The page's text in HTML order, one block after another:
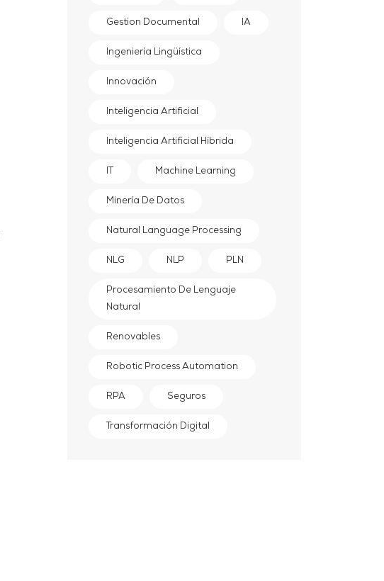
Gestion Documental IA
Ingeniería Lingüística
Innovación
Inteligencia Artificial
Inteligencia Artificial Híbrida
Machine Learning
Minería De Datos
Natural Language Processing
NLG NLP PLN
Procesamiento De Lenguaje
Natural
Renovables
Robotic Process Automation
RPA Seguros
Transformación Digital